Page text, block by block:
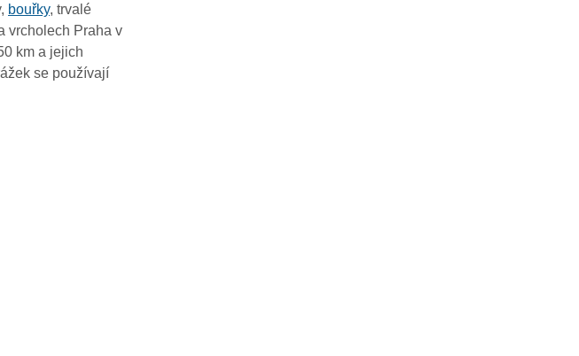
10:45
10:35
10:25
10:15
bouřky, trvalé
vrcholech Praha v
km a jejich
se používají